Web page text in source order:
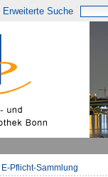
Erweiterte Suche
E-Pflicht-Sammlung